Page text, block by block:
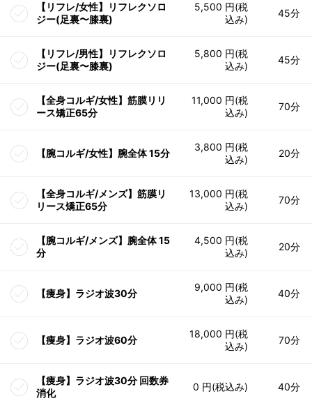
【リフレ/女性】リフレクソロ
ジー(足裏〜膝裏)
5,500 円(税
込み)
45分
【リフレ/男性】リフレクソロ
ジー(足裏〜膝裏)
5,800 円(税
込み)
45分
【全身コルギ/女性】筋膜リリ
ース矯正65分
11,000 円(税
込み)
70分
【腕コルギ/女性】腕全体 15分
3,800 円(税
込み)
20分
【全身コルギ/メンズ】筋膜リ
リース矯正65分
13,000 円(税
込み)
70分
【腕コルギ/メンズ】腕全体 15
分
4,500 円(税
込み)
20分
【痩身】ラジオ波30分
9,000 円(税
込み)
40分
【痩身】ラジオ波60分
18,000 円(税
込み)
70分
【痩身】ラジオ波30分 回数券
消化
0 円(税込み) 40分